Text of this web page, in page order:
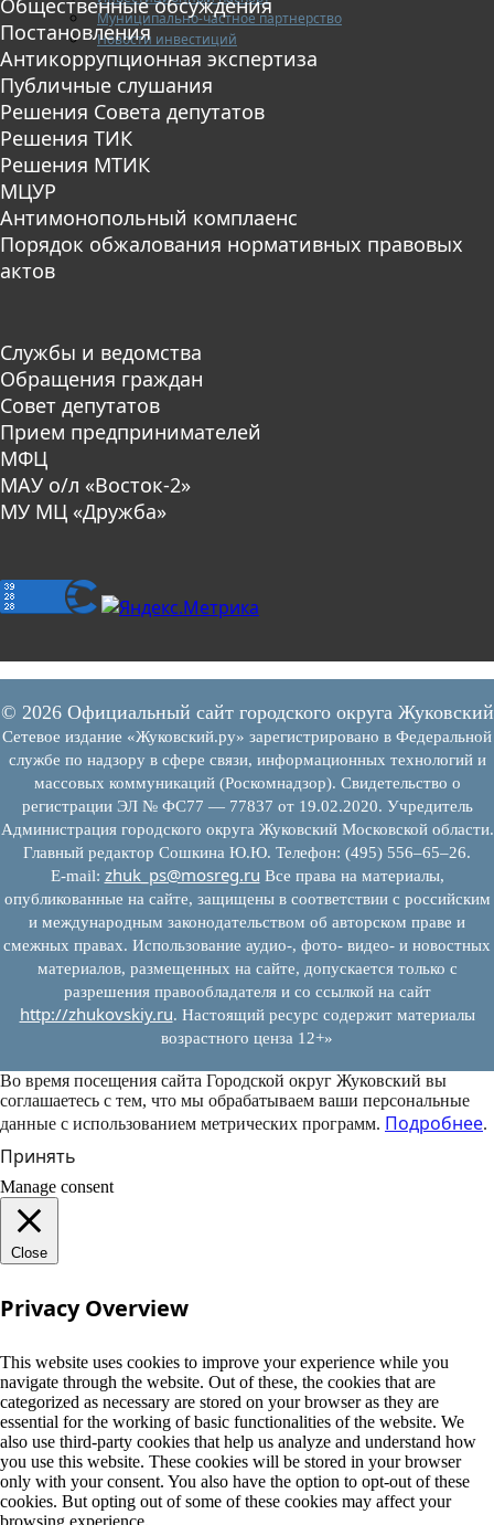
Муниципально-частное партнерство
Новости инвестиций
Общественные обсуждения
Постановления
Антикоррупционная экспертиза
Публичные слушания
Решения Совета депутатов
Решения ТИК
Решения МТИК
МЦУР
Антимонопольный комплаенс
Порядок обжалования нормативных правовых
актов
Службы и ведомства
Обращения граждан
Совет депутатов
Прием предпринимателей
МФЦ
МАУ о/л «Восток-2»
МУ МЦ «Дружба»
© 2026 Официальный сайт городского округа Жуковский
Сетевое издание «Жуковский.ру» зарегистрировано в Федеральной
службе по надзору в сфере связи, информационных технологий и
массовых коммуникаций (Роскомнадзор). Свидетельство о
регистрации ЭЛ № ФС77 — 77837 от 19.02.2020. Учредитель
Администрация городского округа Жуковский Московской области.
Главный редактор Сошкина Ю.Ю. Телефон: (495) 556–65–26.
E‑mail: zhuk_ps@mosreg.ru Все права на материалы,
опубликованные на сайте, защищены в соответствии с российским
и международным законодательством об авторском праве и
смежных правах. Использование аудио-, фото- видео- и новостных
материалов, размещенных на сайте, допускается только с
разрешения правообладателя и со ссылкой на сайт
http://zhukovskiy.ru. Настоящий ресурс содержит материалы
возрастного ценза 12+»
Во время посещения сайта Городской округ Жуковский вы
соглашаетесь с тем, что мы обрабатываем ваши персональные
данные с использованием метрических программ. Подробнее.
Принять
Manage consent
Close
Privacy Overview
This website uses cookies to improve your experience while you
navigate through the website. Out of these, the cookies that are
categorized as necessary are stored on your browser as they are
essential for the working of basic functionalities of the website. We
also use third-party cookies that help us analyze and understand how
you use this website. These cookies will be stored in your browser
only with your consent. You also have the option to opt-out of these
cookies. But opting out of some of these cookies may affect your
browsing experience.